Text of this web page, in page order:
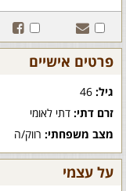
פרטים אישיים
גיל:
זרם דתי: דתי לאומי
מצב משפחתי: רווק/ה
על עצמי